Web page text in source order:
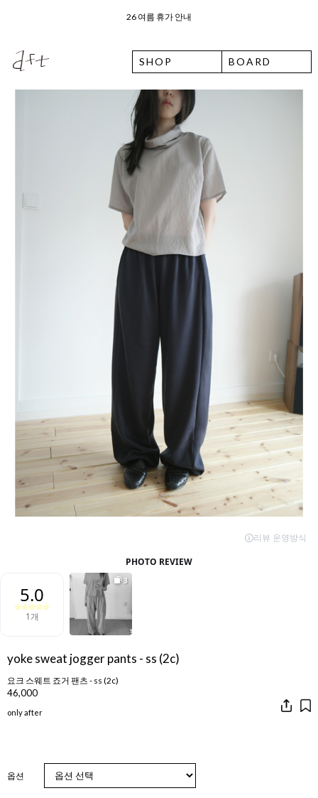
오늘 출발 ⛟ 이용 안내
SHOP BOARD
yoke sweat jogger pants - ss (2c)
요크 스웨트 죠거 팬츠 - ss (2c)
46,000
only after
옵션